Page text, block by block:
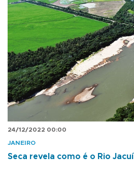
24/12/2022 00:00
JANEIRO
Seca revela como é o Rio Jacuí